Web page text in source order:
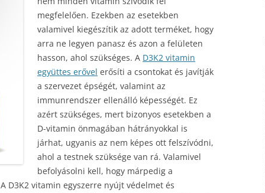
megfelelően. Ezekben az esetekben
valamivel kiegészítik az adott terméket, hogy
arra ne legyen panasz és azon a felületen
hasson, ahol szükséges. A D3K2 vitamin
együttes erővel erősíti a csontokat és javítják
a szervezet épségét, valamint az
immunrendszer ellenálló képességét. Ez
azért szükséges, mert bizonyos esetekben a
D-vitamin önmagában hátrányokkal is
járhat, ugyanis az nem képes ott felszívódni,
ahol a testnek szüksége van rá. Valamivel
befolyásolni kell, hogy márpedig a
D3K2 vitamin egyszerre nyújt védelmet és